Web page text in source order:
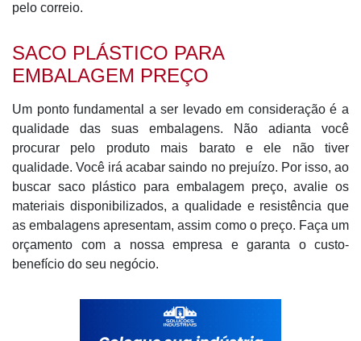
pelo correio.
SACO PLÁSTICO PARA
EMBALAGEM PREÇO
Um ponto fundamental a ser levado em consideração é a
qualidade das suas embalagens. Não adianta você
procurar pelo produto mais barato e ele não tiver
qualidade. Você irá acabar saindo no prejuízo. Por isso, ao
buscar saco plástico para embalagem preço, avalie os
materiais disponibilizados, a qualidade e resistência que
as embalagens apresentam, assim como o preço. Faça um
orçamento com a nossa empresa e garanta o custo-
benefício do seu negócio.